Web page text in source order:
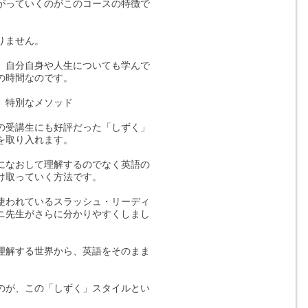
っていくのがこのコースの特徴で
せん。
自分自身や人生についても学んで
間なのです。
特別なメソッド
講生にも好評だった「しずく」
り入れます。
なおして理解するのでなく英語の
っていく方法です。
われているスラッシュ・リーディ
先生がさらに分かりやすくしまし
解する世界から、英語をそのまま
が、この「しずく」スタイルとい